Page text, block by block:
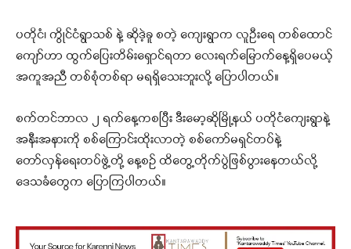
ပတိုငံ၊ ကွိုင်ငံရွာသစ် နဲ့ ဆိုဒဲ့ခူ စတဲ့ ကျေးရွာက လူဦးရေ တစ်ထောင်
ကျော်ဟာ ထွက်ပြေးတိမ်းရှောင်ရတာ လေးရက်မြောက်နေ့ရှိပေမယ့်
အကူအညီ တစ်စုံတစ်ရာ မရရှိသေးဘူးလို့ ပြောပါတယ်။
စက်တင်ဘာလ ၂ ရက်နေ့ကစပြီး ဒီးမော့ဆိုမြို့နယ် ပတိုငံကျေးရွာနဲ့
အနီးအနားကို စစ်ကြောင်းထိုးလာတဲ့ စစ်ကော်မရှင်တပ်နဲ့
တော်လှန်ရေးတပ်ဖွဲ့တို့ နေ့စဉ် ထိတွေ့တိုက်ပွဲဖြစ်ပွားနေတယ်လို့
ဒေသခံတွေက ပြောကြပါတယ်။